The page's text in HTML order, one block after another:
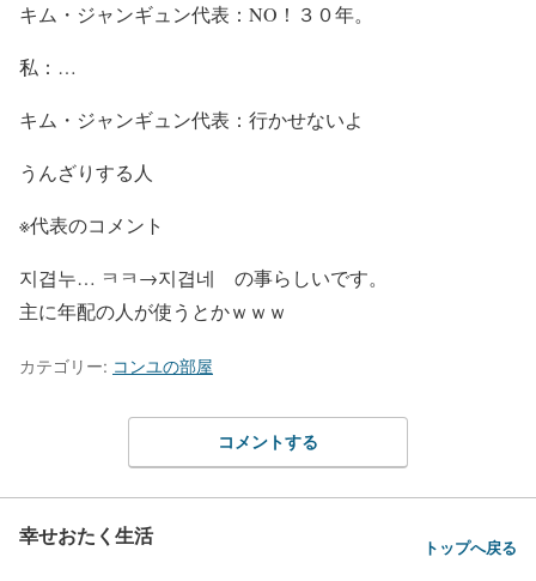
キム・ジャンギュン代表：NO！３０年。
私：…
キム・ジャンギュン代表：行かせないよ
うんざりする人
※代表のコメント
지겹누… ㅋㅋ→지겹네 の事らしいです。
主に年配の人が使うとかｗｗｗ
カテゴリー: コンユの部屋
コメントする
幸せおたく生活 トップへ戻る